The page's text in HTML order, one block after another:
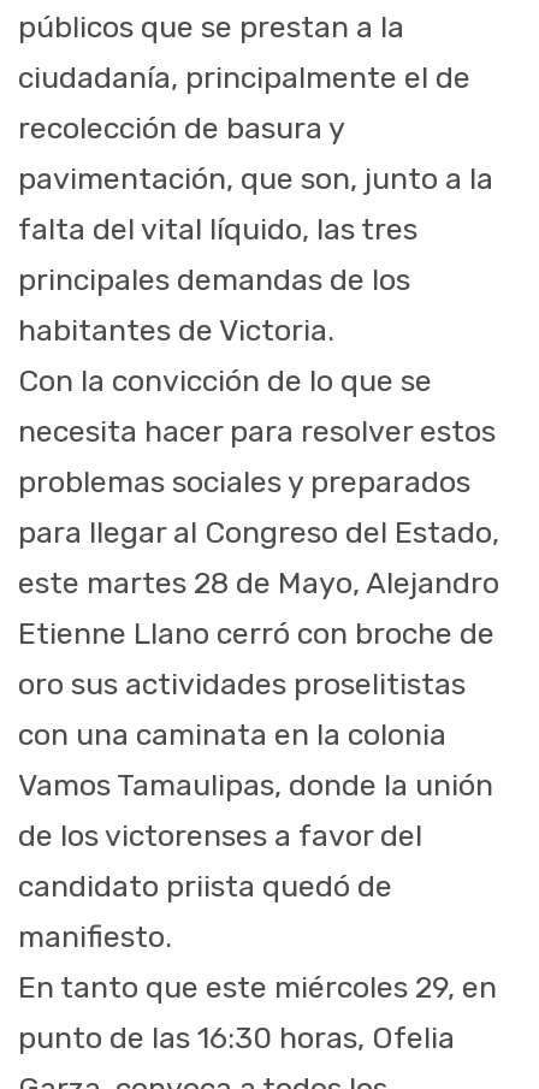
públicos que se prestan a la
ciudadanía, principalmente el de
recolección de basura y
pavimentación, que son, junto a la
falta del vital líquido, las tres
principales demandas de los
habitantes de Victoria.
Con la convicción de lo que se
necesita hacer para resolver estos
problemas sociales y preparados
para llegar al Congreso del Estado,
este martes 28 de Mayo, Alejandro
Etienne Llano cerró con broche de
oro sus actividades proselitistas
con una caminata en la colonia
Vamos Tamaulipas, donde la unión
de los victorenses a favor del
candidato priista quedó de
manifiesto.
En tanto que este miércoles 29, en
punto de las 16:30 horas, Ofelia